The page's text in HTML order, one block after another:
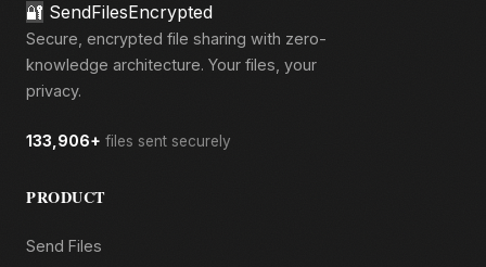
🔐 SendFilesEncrypted
Secure, encrypted file sharing with zero-
knowledge architecture. Your files, your
privacy.
133,906+ files sent securely
PRODUCT
Send Files